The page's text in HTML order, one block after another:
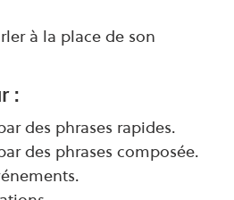
à la place de son
:
des phrases rapides.
des phrases composée.